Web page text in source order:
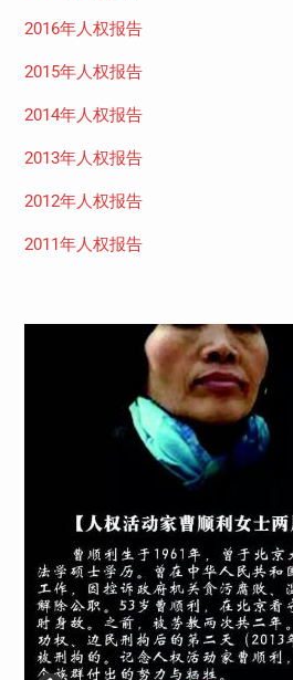
2016年人权报告
2015年人权报告
2014年人权报告
2013年人权报告
2012年人权报告
2011年人权报告